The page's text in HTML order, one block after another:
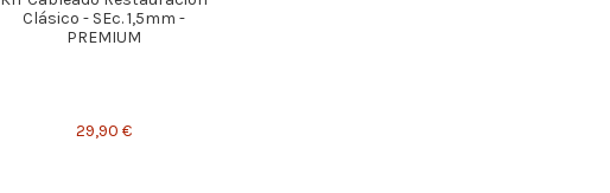
Clásico - SEc. 1,5mm -
PREMIUM
29,90 €